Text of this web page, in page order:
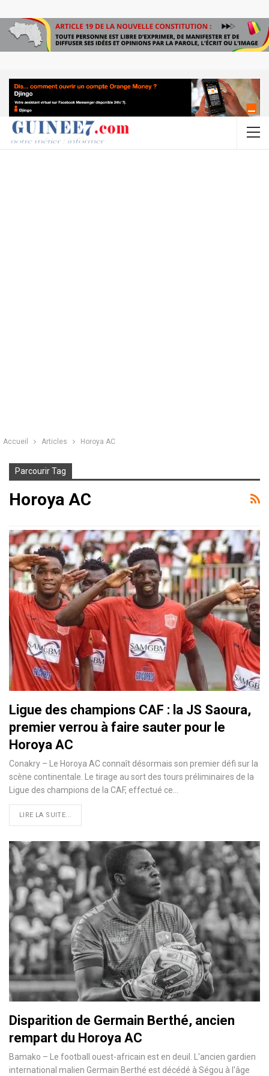
Accueil Articles Horoya AC
Parcourir Tag
Horoya AC
Ligue des champions CAF : la JS Saoura,
premier verrou à faire sauter pour le
Horoya AC
Conakry – Le Horoya AC connaît désormais son premier défi sur la
scène continentale. Le tirage au sort des tours préliminaires de la
Ligue des champions de la CAF, effectué ce…
LIRE LA SUITE...
Disparition de Germain Berthé, ancien
rempart du Horoya AC
Bamako – Le football ouest-africain est en deuil. L'ancien gardien
international malien Germain Berthé est décédé à Ségou à l'âge